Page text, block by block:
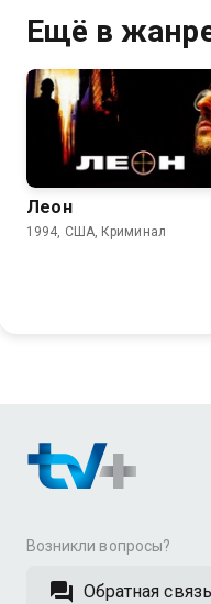
Ещё в
Леон
1994, США, Криминал
Возникли вопросы?
Обратная связь